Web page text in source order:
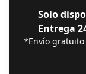
Solo
Entrega
*Envío